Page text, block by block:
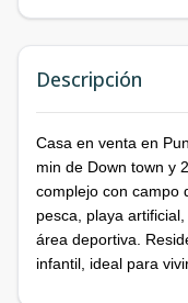
Descripción
Casa en venta en
min de Down town y
complejo con campo
pesca, playa
área deportiva.
infantil, ideal para